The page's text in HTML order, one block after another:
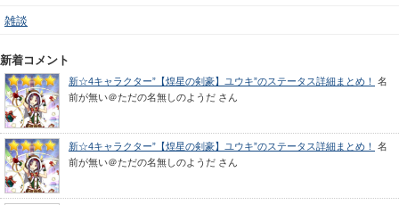
雑談
新着コメント
新☆4キャラクター”【煌星の剣豪】ユウキ”のステータス詳細まとめ！
名
前が無い＠ただの名無しのようだ さん
新☆4キャラクター”【煌星の剣豪】ユウキ”のステータス詳細まとめ！
名
前が無い＠ただの名無しのようだ さん